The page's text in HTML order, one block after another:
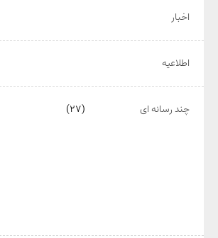
اخبار
اطلاعیه
چند رسانه ای
(۲۷)